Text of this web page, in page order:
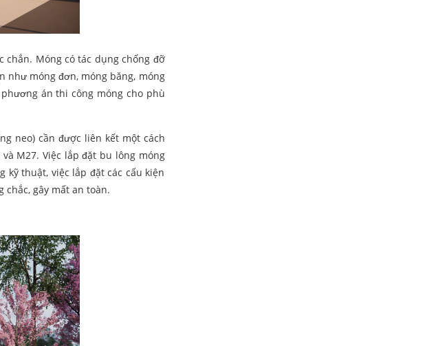
Móng có tác dụng chống đỡ
như móng đơn, móng băng, móng
án thi công móng cho phù
neo) cần được liên kết một cách
M27. Việc lắp đặt bu lông móng
kỹ thuật, việc lắp đặt các cấu kiện
chắc, gây mất an toàn.